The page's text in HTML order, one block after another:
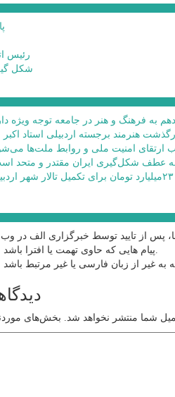
رئیس
شکل
به فرهنگ و هنر در جامعه توجه ویژه
هنرمند برجسته اردبیلی استاد اکبر
ارتقای امنیت ملی و روابط ملت‌ها
عطف شکل‌گیری ایران مقتدر و متحد
شما منتشر نخواهد شد.